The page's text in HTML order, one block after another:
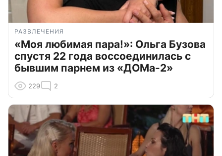
РАЗВЛЕЧЕНИЯ
«Моя любимая пара!»: Ольга Бузова
спустя 22 года воссоединилась с
бывшим парнем из «ДОМа-2»
229 2